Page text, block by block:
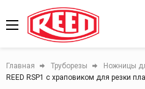
Главная Труборезы Ножницы
REED RSP1 с храповиком для резки